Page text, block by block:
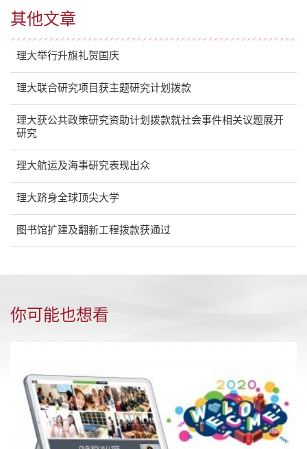
其他文章
理大举行升旗礼贺国庆
理大联合研究项目获主题研究计划拨款
理大获公共政策研究资助计划拨款就社会事件相关议题展开
研究
理大航运及海事研究表现出众
理大跻身全球顶尖大学
图书馆扩建及翻新工程拨款获通过
你可能也想看